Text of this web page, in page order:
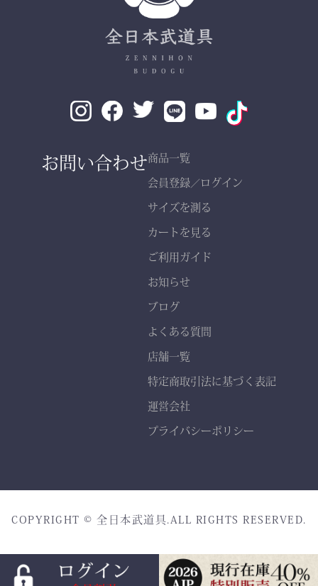
✔ 自然な綿素材で軽やか
✔ 伝統色・定番色の豊富
素材： 武州金橋 8800 木
140年以上の歴史をもつ日
本最古クラスの木綿生地。
商品一覧
会員登録／ログイン
サイズを測る
カートを見る
ご利用ガイド
お知らせ
ブログ
よくある質問
店舗一覧
特定商取引法に基づく表記
運営会社
プライバシーポリシー
お問い合わせ
COPYRIGHT © 全日本武道具.ALL RIGHTS RESERVED.